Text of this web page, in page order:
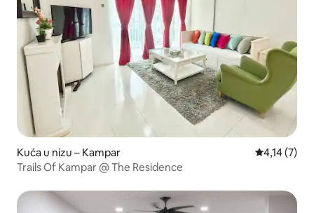
Kuća u nizu – Kampar Prosječna
4,14 (7)
Trails Of Kampar @ The Residence